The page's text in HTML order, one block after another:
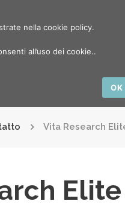
Vita Research
Elite
nella cookie policy.
all’uso dei cookie..
OK